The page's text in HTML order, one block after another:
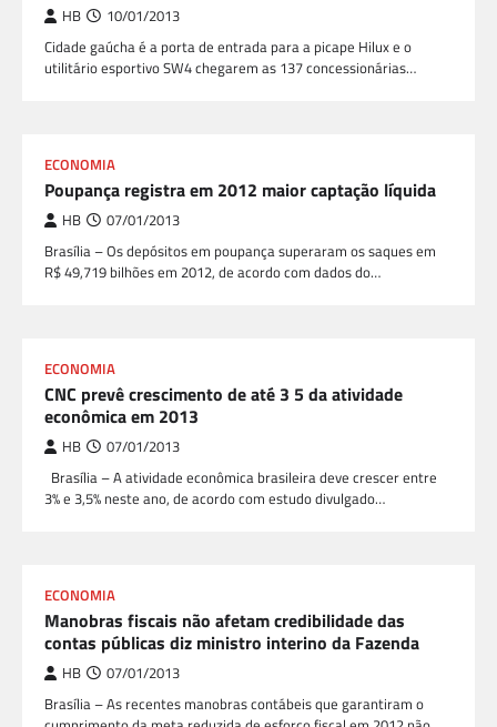
HB 10/01/2013
Cidade gaúcha é a porta de entrada para a picape Hilux e o
utilitário esportivo SW4 chegarem as 137 concessionárias…
ECONOMIA
Poupança registra em 2012 maior captação líquida
HB 07/01/2013
Brasília – Os depósitos em poupança superaram os saques em
R$ 49,719 bilhões em 2012, de acordo com dados do…
ECONOMIA
CNC prevê crescimento de até 3 5 da atividade
econômica em 2013
HB 07/01/2013
Brasília – A atividade econômica brasileira deve crescer entre
3% e 3,5% neste ano, de acordo com estudo divulgado…
ECONOMIA
Manobras fiscais não afetam credibilidade das
contas públicas diz ministro interino da Fazenda
HB 07/01/2013
Brasília – As recentes manobras contábeis que garantiram o